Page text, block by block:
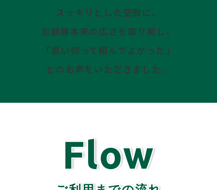
スッキリとした空間に。
お部屋本来の広さを取り戻し、
「思い切って頼んでよかった」
とのお声をいただきました。
Flow